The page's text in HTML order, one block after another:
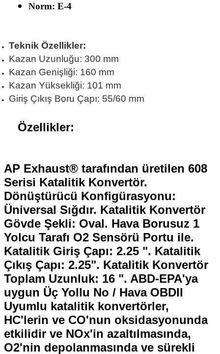
Norm: E-4
Teknik Özellikler:
Kazan Uzunluğu: 300 mm
Kazan Genişliği: 160 mm
Kazan Yüksekliği: 101 mm
Giriş Çıkış Boru Çapı: 55/60 mm
Özellikler:
AP Exhaust® tarafından üretilen 608
Serisi Katalitik Konvertör.
Dönüştürücü Konfigürasyonu:
Üniversal Sığdır. Katalitik Konvertör
Gövde Şekli: Oval. Hava Borusuz 1
Yolcu Tarafı O2 Sensörü Portu ile.
Katalitik Giriş Çapı: 2.25 ". Katalitik
Çıkış Çapı: 2.25". Katalitik Konvertör
Toplam Uzunluk: 16 ". ABD-EPA'ya
uygun Üç Yollu No / Hava OBDII
Uyumlu katalitik konvertörler,
HC'lerin ve CO'nun oksidasyonunda
etkilidir ve NOx'in azaltılmasında,
O2'nin depolanmasında ve sürekli